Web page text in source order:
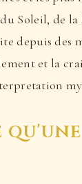
Soleil, de
depuis des
et la